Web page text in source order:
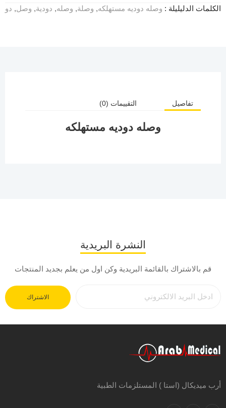
الكلمات الدليليلة : وصله دوديه مستهلكه, وصلة, وصله, دودية, وصل, دو
تفاصيل التقييمات (0)
وصله دوديه مستهلكه
النشرة البريدية
قم بالاشتراك بالقائمة البريدية وكن اول من يعلم بجديد المنتجات
الاشتراك
أرب ميديكال (استا ) المستلزمات الطبية